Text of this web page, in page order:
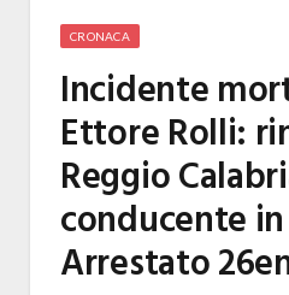
CRONACA
Incidente
Ettore Rolli:
Reggio
conducente
Arrestato